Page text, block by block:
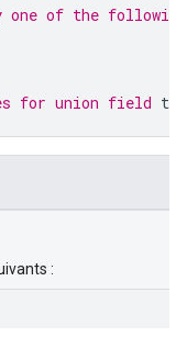
one of the
for union field
: